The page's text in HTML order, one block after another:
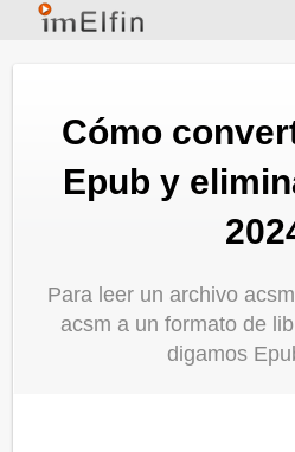
Cómo
Epub y
Para leer un archivo
acsm a un formato de
digamos